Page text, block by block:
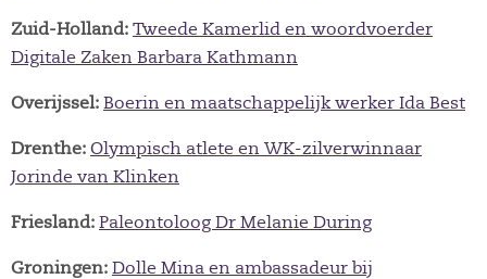
Zuid-Holland: Tweede Kamerlid en woordvoerder
Digitale Zaken Barbara Kathmann
Overijssel: Boerin en maatschappelijk werker Ida Best
Drenthe: Olympisch atlete en WK-zilverwinnaar
Jorinde van Klinken
Friesland: Paleontoloog Dr Melanie During
Groningen: Dolle Mina en ambassadeur bij